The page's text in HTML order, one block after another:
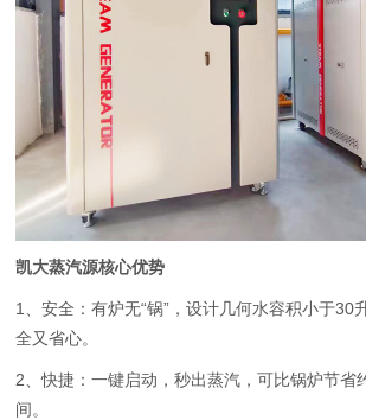
凯大蒸汽源核心优势
1、安全：有炉无“锅”，设计几何水容积小于30
全又省心。
2、快捷：一键启动，秒出蒸汽，可比锅炉节省
间。